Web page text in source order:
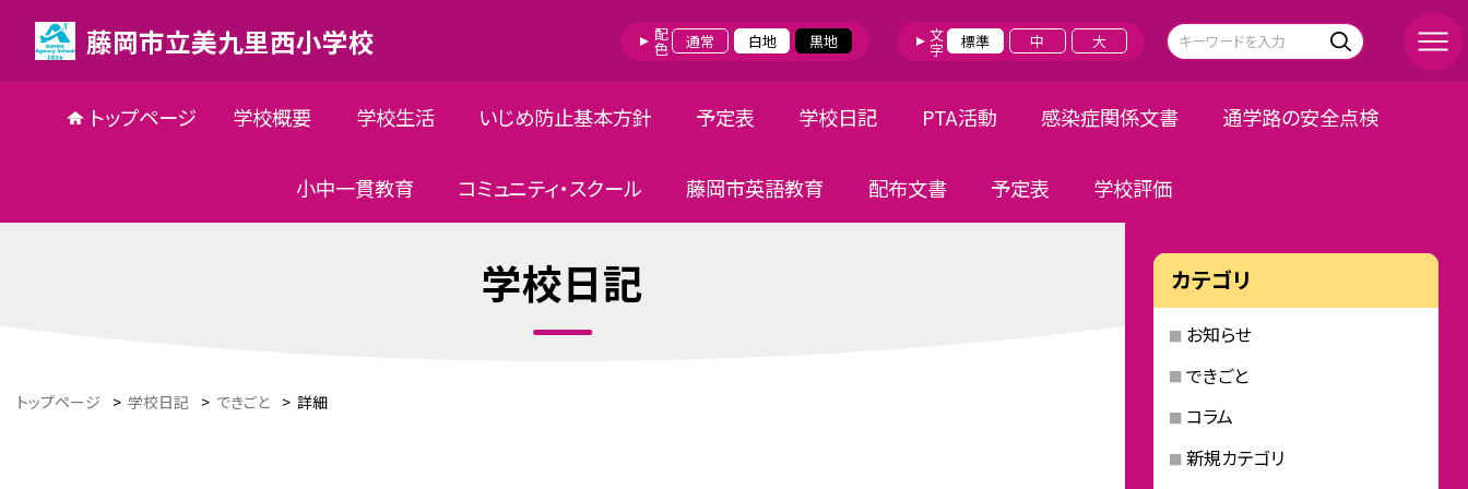
藤岡市立美九里西小学校 配色 通常 白地 黒地 文字 標準 中 大
トップページ 学校概要 学校生活 いじめ防止基本方針 予定表 学校日記 PTA活動 感染症関係文書 通学路の安全点検
小中一貫教育 コミュニティ・スクール 藤岡市英語教育 配布文書 予定表 学校評価
学校日記
トップページ > 学校日記 > できごと > 詳細
カテゴリ
お知らせ
できごと
コラム
新規カテゴリ